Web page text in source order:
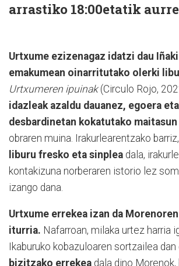
arrastiko 18:00etatik
Urtxume ezizenagaz idatzi dau
emakumean oinarritutako olerki
Urtxumeren ipuinak(Circulo Rojo,
idazleak azaldu dauanez, egoera
desbardinetan kokatutako
obraren muina. Irakurlearentzako
liburu fresko eta sinplea dala,
kontakizuna norberaren istorio lez
izango dana.
Urtxume errekea izan da
iturria. Nafarroan, milaka urtez harria
Ikaburuko kobazuloaren sortzailea dan
bizitzako errekea dala dino